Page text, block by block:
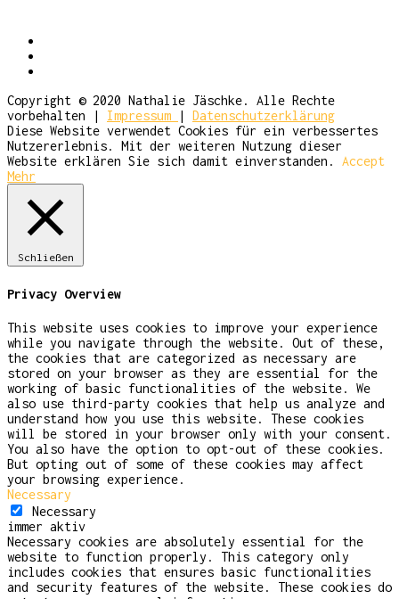
Copyright © 2020 Nathalie Jäschke. Alle Rechte
vorbehalten | Impressum | Datenschutzerklärung
Diese Website verwendet Cookies für ein verbessertes
Nutzererlebnis. Mit der weiteren Nutzung dieser
Website erklären Sie sich damit einverstanden. Accept
Mehr
Schließen
Privacy Overview
This website uses cookies to improve your experience
while you navigate through the website. Out of these,
the cookies that are categorized as necessary are
stored on your browser as they are essential for the
working of basic functionalities of the website. We
also use third-party cookies that help us analyze and
understand how you use this website. These cookies
will be stored in your browser only with your consent.
You also have the option to opt-out of these cookies.
But opting out of some of these cookies may affect
your browsing experience.
Necessary
Necessary
immer aktiv
Necessary cookies are absolutely essential for the
website to function properly. This category only
includes cookies that ensures basic functionalities
and security features of the website. These cookies do